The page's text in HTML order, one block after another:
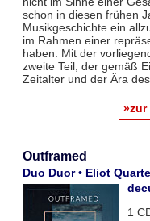
schon in diesen frühen
Musikgeschichte ein
im Rahmen einer
haben. Mit der
zweite Teil, der gemäß
Zeitalter und der Ära
»zur
Outframed
Duo Duor • Eliot
1